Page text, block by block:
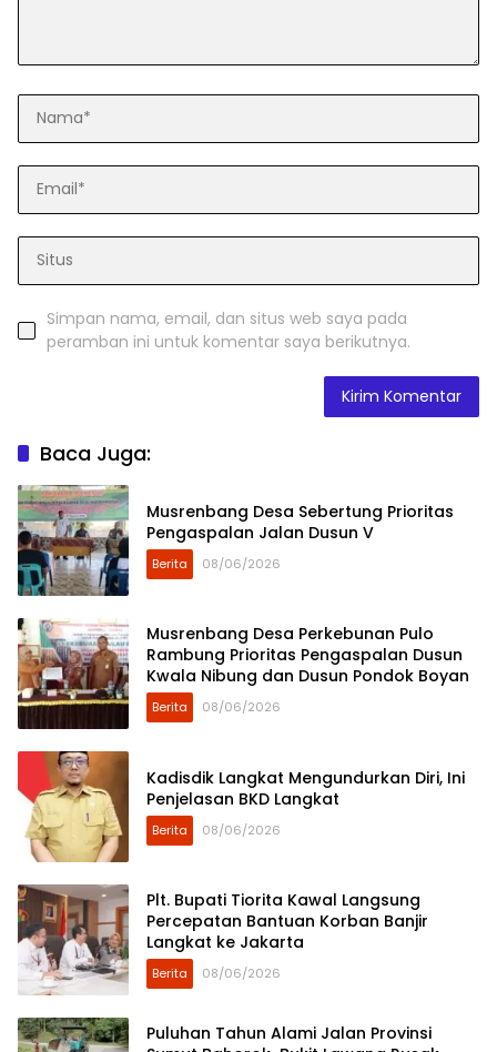
Simpan nama, email, dan situs web saya pada
peramban ini untuk komentar saya berikutnya.
Baca Juga:
Musrenbang Desa Sebertung Prioritas
Pengaspalan Jalan Dusun V
Berita 08/06/2026
Musrenbang Desa Perkebunan Pulo
Rambung Prioritas Pengaspalan Dusun
Kwala Nibung dan Dusun Pondok Boyan
Berita 08/06/2026
Kadisdik Langkat Mengundurkan Diri, Ini
Penjelasan BKD Langkat
Berita 08/06/2026
Plt. Bupati Tiorita Kawal Langsung
Percepatan Bantuan Korban Banjir
Langkat ke Jakarta
Berita 08/06/2026
Puluhan Tahun Alami Jalan Provinsi